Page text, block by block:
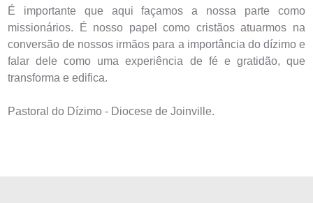
É importante que aqui façamos a nossa parte como
missionários. É nosso papel como cristãos atuarmos na
conversão de nossos irmãos para a importância do dízimo e
falar dele como uma experiência de fé e gratidão, que
transforma e edifica.
Pastoral do Dízimo - Diocese de Joinville.